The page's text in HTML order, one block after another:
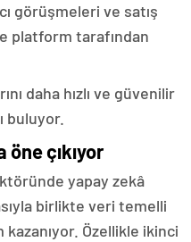
görüşmeleri ve satış
platform tarafından
daha hızlı ve güvenilir
buluyor.
öne çıkıyor
yapay zekâ
birlikte veri temelli
Özellikle ikinci